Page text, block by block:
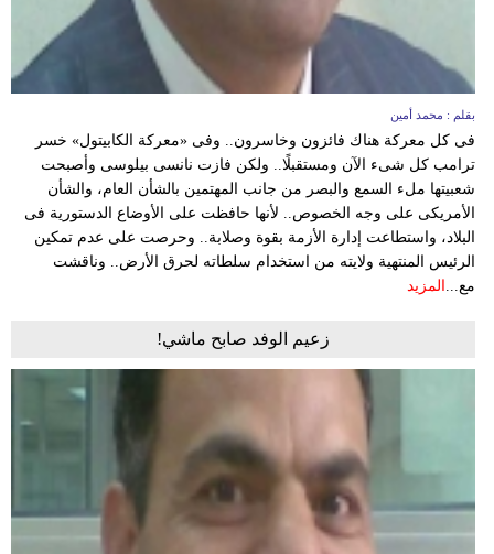
بقلم : محمد أمين
فى كل معركة هناك فائزون وخاسرون.. وفى «معركة الكابيتول» خسر
ترامب كل شىء الآن ومستقبلًا.. ولكن فازت نانسى بيلوسى وأصبحت
شعبيتها ملء السمع والبصر من جانب المهتمين بالشأن العام، والشأن
الأمريكى على وجه الخصوص.. لأنها حافظت على الأوضاع الدستورية فى
البلاد، واستطاعت إدارة الأزمة بقوة وصلابة.. وحرصت على عدم تمكين
الرئيس المنتهية ولايته من استخدام سلطاته لحرق الأرض.. وناقشت
مع... المزيد
زعيم الوفد صابح ماشي!